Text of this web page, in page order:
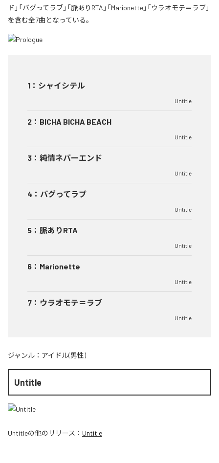
ド」「バグってラブ」「脈ありRTA」「Marionette」「ウラオモテ＝ラブ」
を含む全7曲となっている。
1 ： シャイシテル
Untitle
2 ： BICHA BICHA BEACH
Untitle
3 ： 純情ネバーエンド
Untitle
4 ： バグってラブ
Untitle
5 ： 脈ありRTA
Untitle
6 ： Marionette
Untitle
7 ： ウラオモテ＝ラブ
Untitle
ジャンル： アイドル(男性)
Untitle
Untitleの他のリリース： Untitle